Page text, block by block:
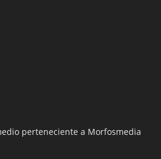
perteneciente a Morfosmedia